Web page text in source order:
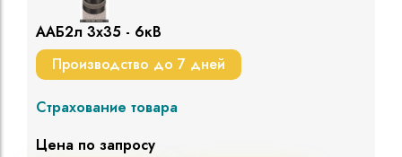
ААБ2л 3х35 - 6кВ
Производство до 7 дней
Страхование товара
Цена по запросу